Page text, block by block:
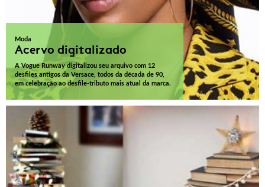
Moda
Acervo digitalizado
A Vogue Runway digitalizou seu arquivo com 12
desfiles antigos da Versace, todos da década de 90,
em celebração ao desfile-tributo mais atual da marca.